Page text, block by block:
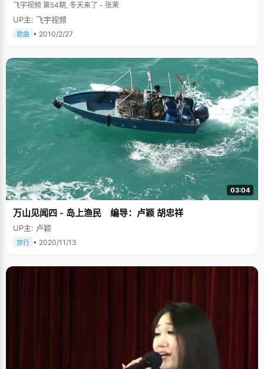
飞宇视频 第54期, 冬天来了 - 张茉
UP主: 飞宇视频
歌曲 • 2010/2/27
03:04
万山见闻四 - 岛上渔民 编导：卢颖 胡忠祥
UP主: 卢颖
旅行 • 2020/11/13